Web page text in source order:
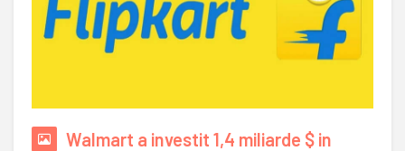
Walmart a investit 1,4 miliarde $ in